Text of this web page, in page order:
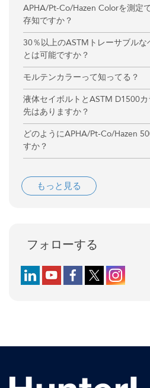
APHA/Pt-Co/Hazen Colorを測定
存知ですか？
30％以上のASTMトレーサブルな
とは可能ですか？
モルテンカラーって知ってる？
液体セイボルトとASTM D1500
先はありますか？
どのようにAPHA/Pt-Co/Hazen
すか？
もっと見る
フォローする
Follow us on LinkedIn
Follow us on YouTube
Follow us on
Follow us on
Follow us